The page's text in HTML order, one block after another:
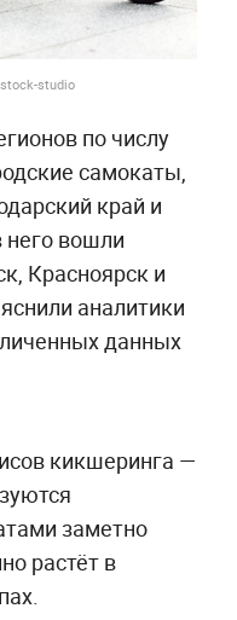
studio
по числу
самокаты,
край и
него вошли
Красноярск и
аналитики
данных
кикшеринга —
заметно
растёт в